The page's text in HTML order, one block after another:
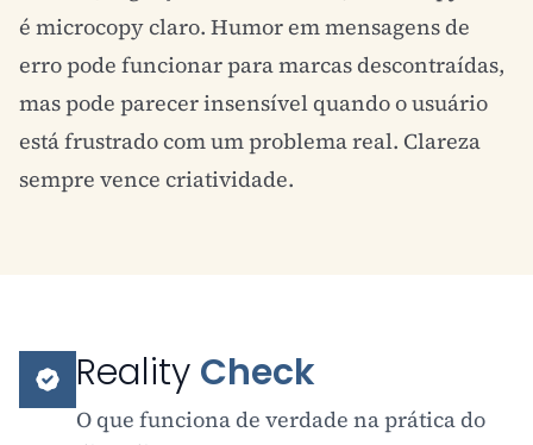
é microcopy claro. Humor em mensagens de
erro pode funcionar para marcas descontraídas,
mas pode parecer insensível quando o usuário
está frustrado com um problema real. Clareza
sempre vence criatividade.
Reality Check
O que funciona de verdade na prática do